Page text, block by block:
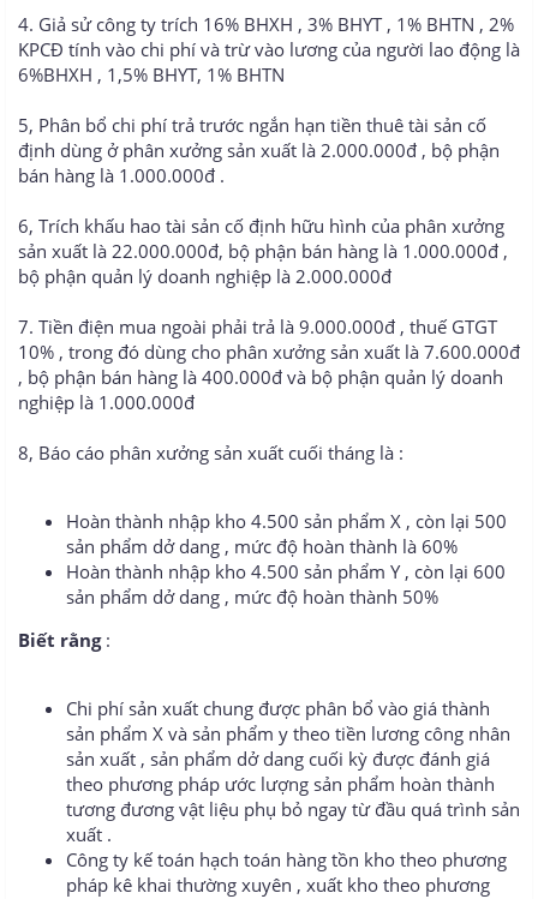
4. Giả sử công ty trích 16% BHXH , 3% BHYT , 1% BHTN , 2%
KPCĐ tính vào chi phí và trừ vào lương của người lao động là
6%BHXH , 1,5% BHYT, 1% BHTN
5, Phân bổ chi phí trả trước ngắn hạn tiền thuê tài sản cố
định dùng ở phân xưởng sản xuất là 2.000.000đ , bộ phận
bán hàng là 1.000.000đ .
6, Trích khấu hao tài sản cố định hữu hình của phân xưởng
sản xuất là 22.000.000đ, bộ phận bán hàng là 1.000.000đ ,
bộ phận quản lý doanh nghiệp là 2.000.000đ
7. Tiền điện mua ngoài phải trả là 9.000.000đ , thuế GTGT
10% , trong đó dùng cho phân xưởng sản xuất là 7.600.000đ
, bộ phận bán hàng là 400.000đ và bộ phận quản lý doanh
nghiệp là 1.000.000đ
8, Báo cáo phân xưởng sản xuất cuối tháng là :
Hoàn thành nhập kho 4.500 sản phẩm X , còn lại 500
sản phẩm dở dang , mức độ hoàn thành là 60%
Hoàn thành nhập kho 4.500 sản phẩm Y , còn lại 600
sản phẩm dở dang , mức độ hoàn thành 50%
Biết rằng:
Chi phí sản xuất chung được phân bổ vào giá thành
sản phẩm X và sản phẩm y theo tiền lương công nhân
sản xuất , sản phẩm dở dang cuối kỳ được đánh giá
theo phương pháp ước lượng sản phẩm hoàn thành
tương đương vật liệu phụ bỏ ngay từ đầu quá trình sản
xuất .
Công ty kế toán hạch toán hàng tồn kho theo phương
pháp kê khai thường xuyên , xuất kho theo phương